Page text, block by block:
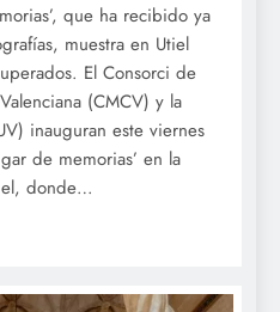
que ha recibido ya
muestra en Utiel
El Consorci de
(CMCV) y la
inauguran este viernes
de memorias’ en la
donde…